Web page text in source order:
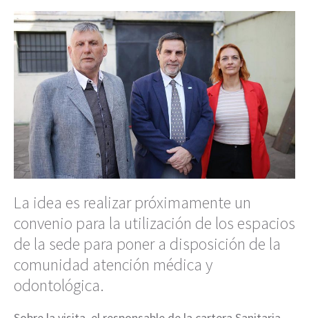
La idea es realizar próximamente un
convenio para la utilización de los espacios
de la sede para poner a disposición de la
comunidad atención médica y
odontológica.